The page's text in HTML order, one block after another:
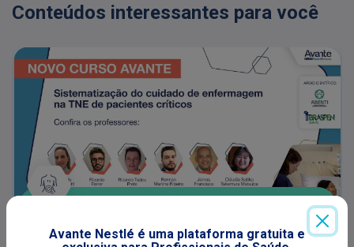
Conteúdos interessantes para você
Avante Nestlé é uma plataforma gratuita e